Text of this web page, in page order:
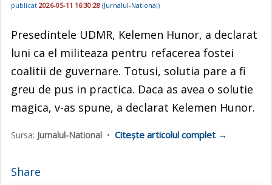
publicat 2026-05-11 16:30:28 (Jurnalul-National)
Presedintele UDMR, Kelemen Hunor, a declarat
luni ca el militeaza pentru refacerea fostei
coalitii de guvernare. Totusi, solutia pare a fi
greu de pus in practica. Daca as avea o solutie
magica, v-as spune, a declarat Kelemen Hunor.
Sursa: Jurnalul-National • Citește articolul complet →
Share